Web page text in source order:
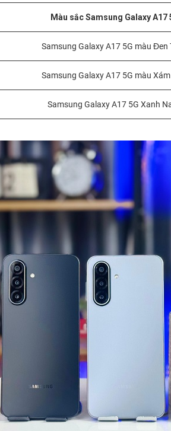
Màu sắc Samsung Galaxy A17
Samsung Galaxy A17 5G màu Đen
Samsung Galaxy A17 5G màu
Samsung Galaxy A17 5G Xanh